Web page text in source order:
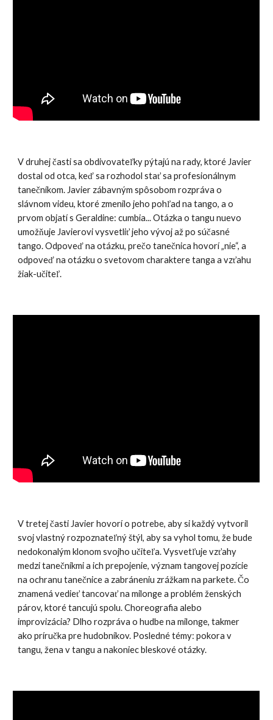
V druhej časti sa obdivovateľky pýtajú na rady, ktoré Javier
dostal od otca, keď sa rozhodol stať sa profesionálnym
tanečníkom. Javier zábavným spôsobom rozpráva o
slávnom videu, ktoré zmenilo jeho pohľad na tango, a o
prvom objatí s Geraldine: cumbia... Otázka o tangu nuevo
umožňuje Javierovi vysvetliť jeho vývoj až po súčasné
tango. Odpoveď na otázku, prečo tanečnica hovorí „nie“, a
odpoveď na otázku o svetovom charaktere tanga a vzťahu
žiak-učiteľ.
V tretej časti Javier hovorí o potrebe, aby si každý vytvoril
svoj vlastný rozpoznateľný štýl, aby sa vyhol tomu, že bude
nedokonalým klonom svojho učiteľa. Vysvetľuje vzťahy
medzi tanečníkmi a ich prepojenie, význam tangovej pozície
na ochranu tanečnice a zabráneniu zrážkam na parkete. Čo
znamená vedieť tancovaťna milonge a problém ženských
párov, ktoré tancujú spolu. Choreografia alebo
improvizácia? Dlho rozpráva o hudbena milonge, takmer
ako príručka pre hudobníkov. Posledné témy: pokora v
tangu, žena v tangu a nakoniec bleskové otázky.